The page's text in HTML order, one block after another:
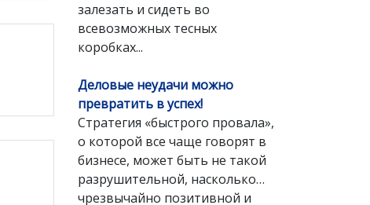
залезать и сидеть во
всевозможных тесных
коробках...
Деловые неудачи можно
превратить в успех!
Стратегия «быстрого провала»,
о которой все чаще говорят в
бизнесе, может быть не такой
разрушительной, насколько…
чрезвычайно позитивной и